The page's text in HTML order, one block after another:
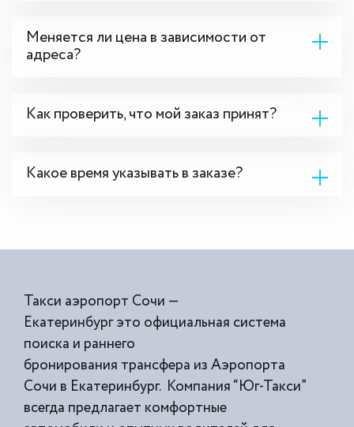
Меняется ли цена в зависимости от
адреса?
Как проверить, что мой заказ принят?
Какое время указывать в заказе?
Такси аэропорт Сочи —
Екатеринбург это официальная система
поиска и раннего
бронирования трансфера из Аэропорта
Сочи в Екатеринбург. Компания “Юг-Такси”
всегда предлагает комфортные